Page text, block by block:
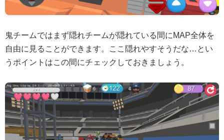
鬼チームではまず隠れチームが隠れている間にMAP全体を
自由に見ることができます。ここ隠れやすそうだな…とい
うポイントはこの間にチェックしておきましょう。